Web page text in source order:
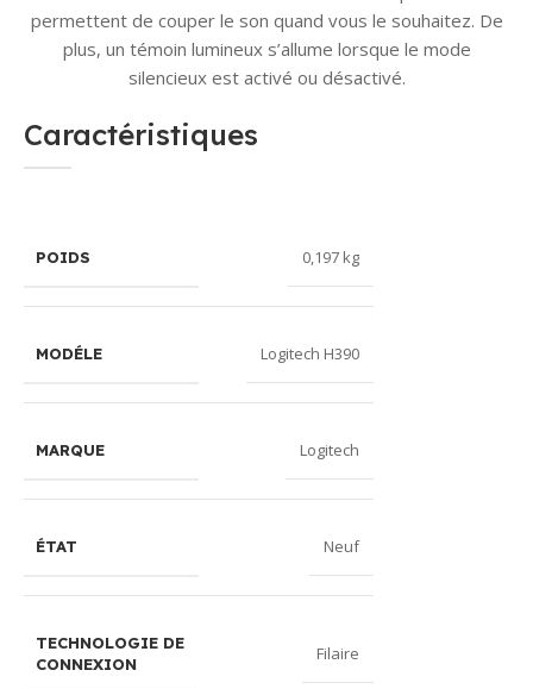
permettent de couper le son quand vous le souhaitez. De
plus, un témoin lumineux s’allume lorsque le mode
silencieux est activé ou désactivé.
Caractéristiques
POIDS 0,197 kg
MODÉLE Logitech H390
MARQUE Logitech
ÉTAT Neuf
TECHNOLOGIE DE
CONNEXION
Filaire